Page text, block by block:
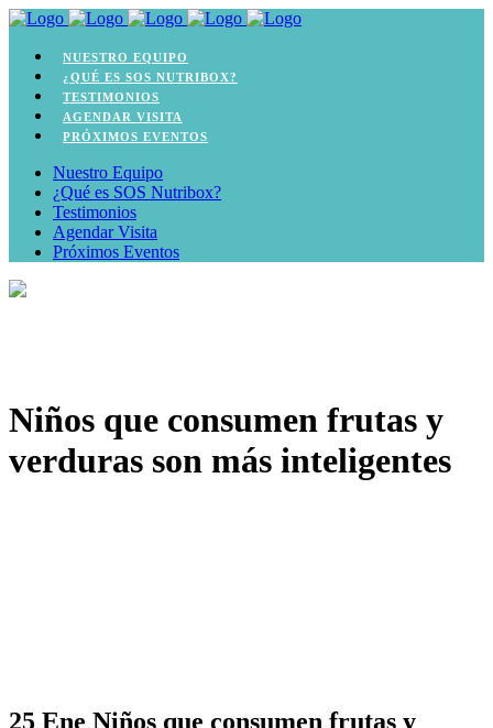
NUESTRO EQUIPO
¿QUÉ ES SOS NUTRIBOX?
TESTIMONIOS
AGENDAR VISITA
PRÓXIMOS EVENTOS
Nuestro Equipo
¿Qué es SOS Nutribox?
Testimonios
Agendar Visita
Próximos Eventos
Niños que consumen frutas y
verduras son más inteligentes
25 Ene Niños que consumen frutas y